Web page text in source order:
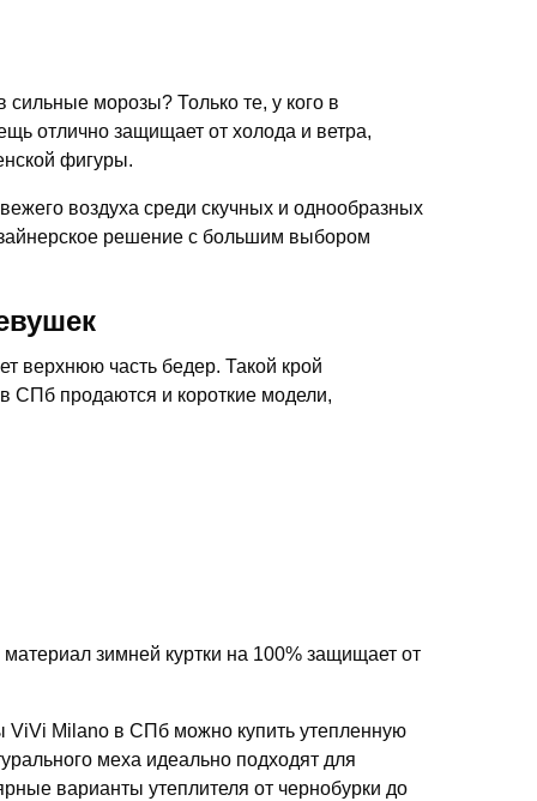
сильные морозы? Только те, у кого в
отлично защищает от холода и ветра,
фигуры.
воздуха среди скучных и однообразных
решение с большим выбором
верхнюю часть бедер. Такой крой
СПб продаются и короткие модели,
зимней куртки на 100% защищает от
ViVi Milano в СПб можно купить утепленную
меха идеально подходят для
варианты утеплителя от чернобурки до